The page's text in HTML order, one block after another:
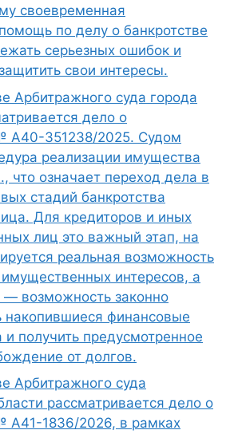
своевременная
по делу о банкротстве
серьезных ошибок и
свои интересы.
Арбитражного суда города
дело о
А40-351238/2025. Судом
реализации имущества
что означает переход дела в
стадий банкротства
Для кредиторов и иных
лиц это важный этап, на
реальная возможность
интересов, а
возможность законно
накопившиеся финансовые
и получить предусмотренное
от долгов.
Арбитражного суда
рассматривается дело о
А41-1836/2026, в рамках